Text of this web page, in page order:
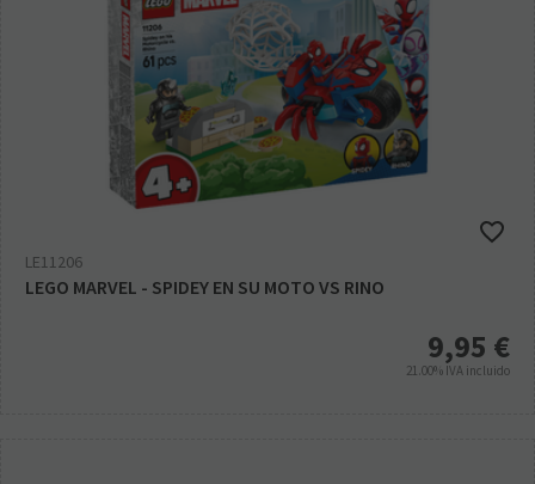
LE11206
LEGO MARVEL - SPIDEY EN SU MOTO VS RINO
9,95 €
21.00% IVA incluido